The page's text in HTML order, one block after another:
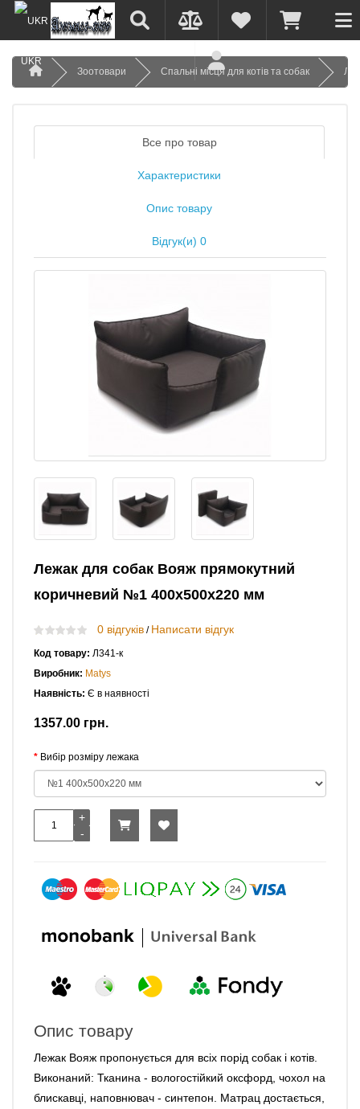
UKR
Зоотовари
Спальні місця для котів та собак
Все про товар
Характеристики
Опис товару
Відгук(и) 0
Лежак для собак Вояж прямокутний
коричневий №1 400х500х220 мм
0 відгуків / Написати відгук
Код товару: Л341-к
Виробник: Matys
Наявність: Є в наявності
1357.00 грн.
Вибір розміру лежака
Опис товару
Лежак Вояж пропонується для всіх порід собак і котів.
Виконаний: Тканина - вологостійкий оксфорд, чохол на
блискавці, наповнювач - синтепон. Матрац достається,